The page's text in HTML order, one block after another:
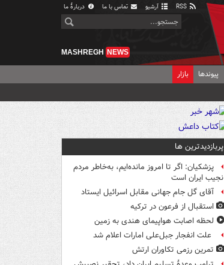
آرشیو تماس با ما دربارهٔ ما
MASHREGH NEWS
پیوندها بازار
پربازدیدترین ها
پزشکیان: اگر تا امروز مانده‌ایم، به‌خاطر مردم
نجیب ایران است
آقای گل جام جهانی مقابل اسرائیل ایستاد
استقبال از فرعون در ترکیه
لحظه اصابت هواپیمای هندی به زمین
علت انفجار جبل‌علی امارات اعلام شد
تمرین رزمی تکاوران ارتش